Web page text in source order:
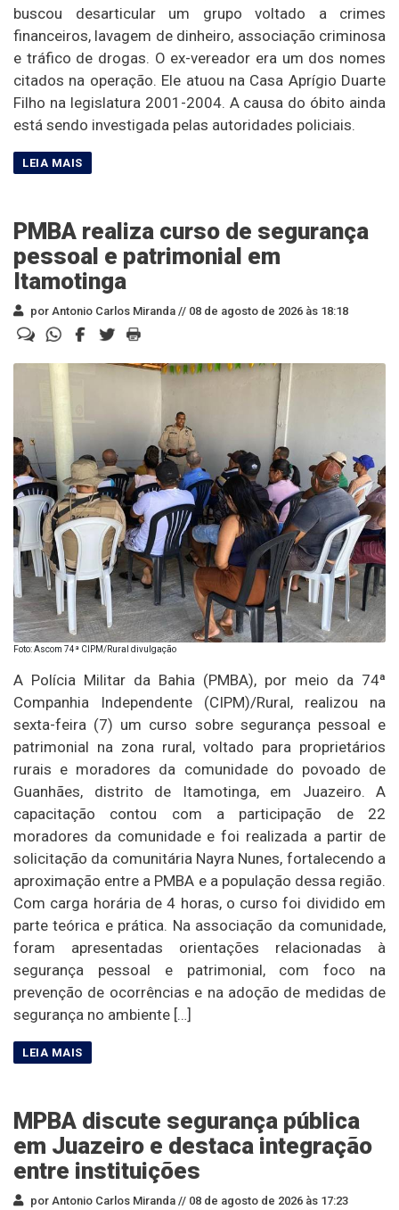
buscou desarticular um grupo voltado a crimes
financeiros, lavagem de dinheiro, associação criminosa
e tráfico de drogas. O ex-vereador era um dos nomes
citados na operação. Ele atuou na Casa Aprígio Duarte
Filho na legislatura 2001-2004. A causa do óbito ainda
está sendo investigada pelas autoridades policiais.
PMBA realiza curso de segurança
pessoal e patrimonial em
Itamotinga
por Antonio Carlos Miranda // 08 de agosto de 2026 às 18:18
Foto: Ascom 74ª CIPM/Rural divulgação
A Polícia Militar da Bahia (PMBA), por meio da 74ª
Companhia Independente (CIPM)/Rural, realizou na
sexta-feira (7) um curso sobre segurança pessoal e
patrimonial na zona rural, voltado para proprietários
rurais e moradores da comunidade do povoado de
Guanhães, distrito de Itamotinga, em Juazeiro. A
capacitação contou com a participação de 22
moradores da comunidade e foi realizada a partir de
solicitação da comunitária Nayra Nunes, fortalecendo a
aproximação entre a PMBA e a população dessa região.
Com carga horária de 4 horas, o curso foi dividido em
parte teórica e prática. Na associação da comunidade,
foram apresentadas orientações relacionadas à
segurança pessoal e patrimonial, com foco na
prevenção de ocorrências e na adoção de medidas de
segurança no ambiente […]
MPBA discute segurança pública
em Juazeiro e destaca integração
entre instituições
por Antonio Carlos Miranda // 08 de agosto de 2026 às 17:23